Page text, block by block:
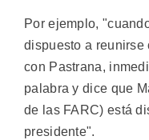
Por ejemplo,
dispuesto a
con Pastrana,
palabra y dice que
de las FARC) está
presidente".